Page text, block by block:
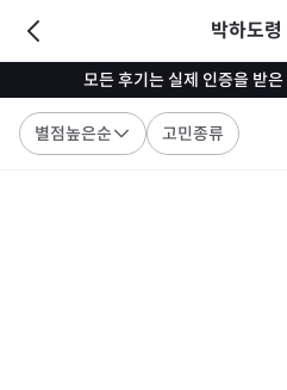
박하도령
모든 후기는 실제 인증을 받은
별점높은순 고민종류